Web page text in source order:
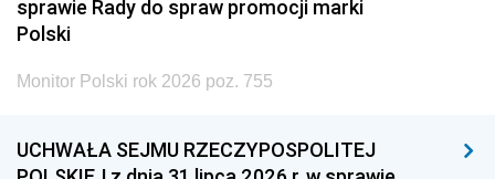
2005
1996 1995 1994
sprawie Rady do spraw promocji marki
Polski
Monitor Polski rok 2026 poz. 755
UCHWAŁA SEJMU RZECZYPOSPOLITEJ